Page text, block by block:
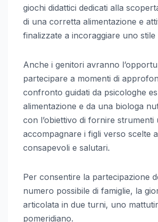
giochi didattici dedicati alla
di una corretta alimentazione e
finalizzate a incoraggiare uno stile
Anche i genitori avranno
partecipare a momenti di
confronto guidati da psicologhe
alimentazione e da una biologa
con l’obiettivo di fornire strumenti
accompagnare i figli verso scelte
consapevoli e salutari.
Per consentire la partecipazione
numero possibile di famiglie, la
articolata in due turni, uno
pomeridiano.